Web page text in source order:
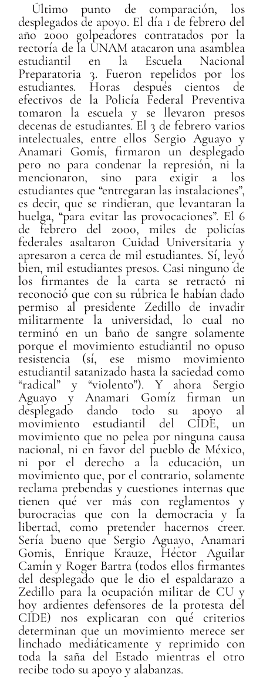
Último punto de comparación, los
desplegados de apoyo. El día 1 de febrero del
año 2000 golpeadores contratados por la
rectoría de la UNAM atacaron una asamblea
estudiantil en la Escuela Nacional
Preparatoria 3. Fueron repelidos por los
estudiantes. Horas después cientos de
efectivos de la Policía Federal Preventiva
tomaron la escuela y se llevaron presos
decenas de estudiantes. El 3 de febrero varios
intelectuales, entre ellos Sergio Aguayo y
Anamari Gomís, firmaron un desplegado
pero no para condenar la represión, ni la
mencionaron, sino para exigir a los
estudiantes que “entregaran las instalaciones”,
es decir, que se rindieran, que levantaran la
huelga, “para evitar las provocaciones”. El 6
de febrero del 2000, miles de policías
federales asaltaron Cuidad Universitaria y
apresaron a cerca de mil estudiantes. Sí, leyó
bien, mil estudiantes presos. Casi ninguno de
los firmantes de la carta se retractó ni
reconoció que con su rúbrica le habían dado
permiso al presidente Zedillo de invadir
militarmente la universidad, lo cual no
terminó en un baño de sangre solamente
porque el movimiento estudiantil no opuso
resistencia (sí, ese mismo movimiento
estudiantil satanizado hasta la saciedad como
“radical” y “violento”). Y ahora Sergio
Aguayo y Anamari Gomíz firman un
desplegado dando todo su apoyo al
movimiento estudiantil del CIDE, un
movimiento que no pelea por ninguna causa
nacional, ni en favor del pueblo de México,
ni por el derecho a la educación, un
movimiento que, por el contrario, solamente
reclama prebendas y cuestiones internas que
tienen qué ver más con reglamentos y
burocracias que con la democracia y la
libertad, como pretender hacernos creer.
Sería bueno que Sergio Aguayo, Anamari
Gomis, Enrique Krauze, Héctor Aguilar
Camín y Roger Bartra (todos ellos firmantes
del desplegado que le dio el espaldarazo a
Zedillo para la ocupación militar de CU y
hoy ardientes defensores de la protesta del
CIDE) nos explicaran con qué criterios
determinan que un movimiento merece ser
linchado mediáticamente y reprimido con
toda la saña del Estado mientras el otro
recibe todo su apoyo y alabanzas.